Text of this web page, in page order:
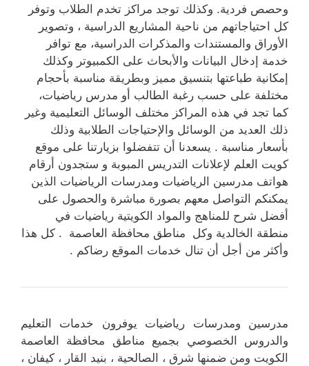
وحصص فردية. وكذلك توجد مراكز تخدم الطلاب وتوفر
كل احتياجاتهم من ناحية المشاريع الدراسية ، وتصوير
الأوراق والمستندات والمذكرات الدراسية، مع توافر
خدمة إدخال البيانات والأبحاث على الكمبيوتر وكذلك
إمكانية طباعتها بتنسيق مميز وبطريقة مناسبة بأحجام
مختلفة على حسب رغبة الطالب أو مدرس رياضيات،
كما تجد في هذه المراكز مختلف الوسائل التعليمية وغير
ذلك العديد من الوسائل والإحتياجات الطلابية وذلك
بأسعار مناسبة . يسعدنا أن تتفضلوا بزيارتنا على موقع
كويت العلم لإعلانات التدريس المبوبة و ستجدون أرقام
هواتف مدرسين الرياضيات ومدرسات الرياضيات الذين
يمكنكم التواصل معهم بصورة مباشرة والحصول على
أفضل شرح للمناهج والمواد الكويتية رياضيات في
منطقة الخالدية وكل مناطق محافظة العاصمة . كل هذا
وأكثر من أجل أن تنال خدمات الموقع رضاكم .
مدرسين ومدرسات رياضيات يوفرون خدمات التعليم
والدروس الخصوصي بجميع مناطق محافظة العاصمة
الكويت ومن ضمنها شرق ، الصالحية ، بنيد القار ، كيفان ،